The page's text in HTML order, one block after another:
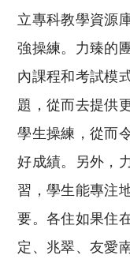
立專科教學資源
強操練。力臻的
內課程和考試模
題，從而去提供
學生操練，從而
好成績。另外，
習，學生能專注
要。各住如果住
定、兆翠、友愛